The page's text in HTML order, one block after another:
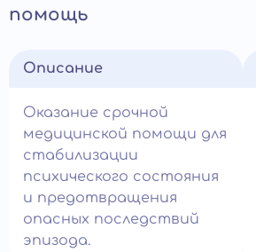
помощь
Описание
Оказание срочной
медицинской помощи для
стабилизации
психического состояния
и предотвращения
опасных последствий
эпизода.